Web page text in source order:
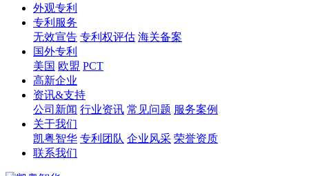
外观专利
专利服务
无效宣告 专利权评估 海关备案
国外专利
美国 欧盟 PCT
高新企业
资讯&支持
公司新闻 行业资讯 常见问题 服务案例
关于我们
凯粤智华 专利团队 企业风采 荣誉资质
联系我们